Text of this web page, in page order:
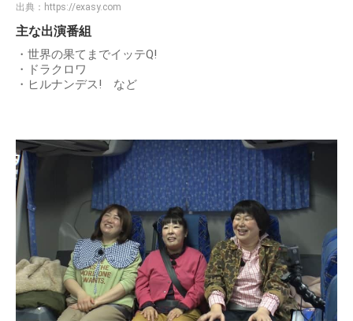
出典： https://exasy.com
主な出演番組
・世界の果てまでイッテQ!
・ドラクロワ
・ヒルナンデス! など